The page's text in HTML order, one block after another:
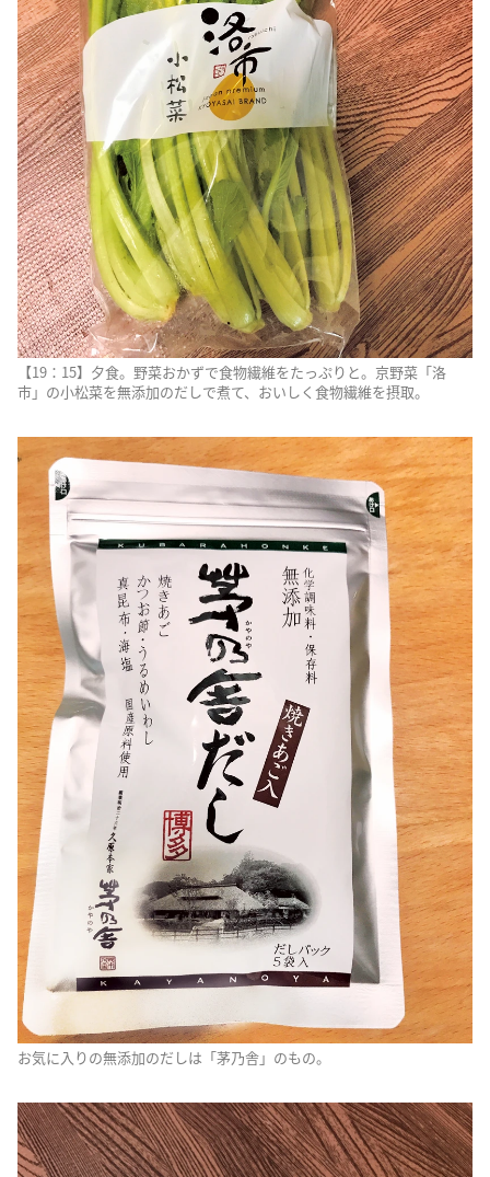
【19：15】夕食。野菜おかずで食物繊維をたっぷりと。京野菜「洛
市」の小松菜を無添加のだしで煮て、おいしく食物繊維を摂取。
お気に入りの無添加のだしは「茅乃舎」のもの。